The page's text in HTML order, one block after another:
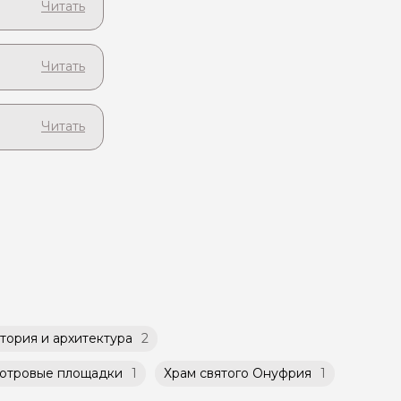
и
заказе
и архитектура 2
площадки 1 Храм святого Онуфрия 1